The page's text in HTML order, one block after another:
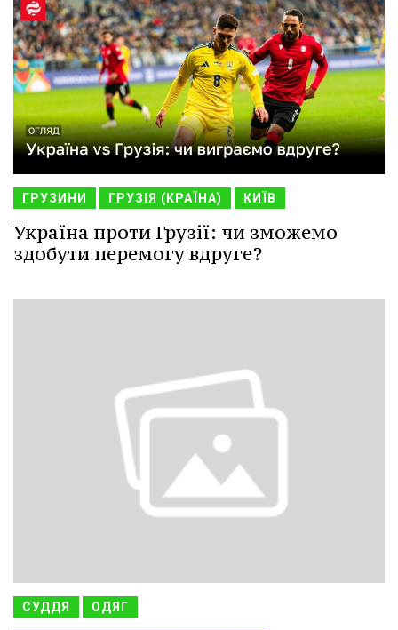
ГРУЗИНИ ГРУЗІЯ (КРАЇНА) КИЇВ
Україна проти Грузії: чи зможемо
здобути перемогу вдруге?
СУДДЯ ОДЯГ